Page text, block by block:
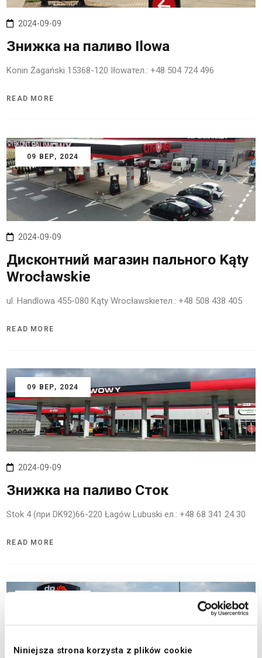
Niniejsza strona korzysta z plików cookie
2024-09-09
Знижка на паливо Ilowa
Konin Żagański 15368-120 Iłowaтел.: +48 504 724 496
READ MORE
09 ВЕР, 2024
2024-09-09
Дисконтний магазин пального Kąty
Wrocławskie
ul. Handlowa 455-080 Kąty Wrocławskieтел.: +48 508 438 405
READ MORE
09 ВЕР, 2024
2024-09-09
Знижка на паливо Сток
Stok 4 (при DK92)66-220 Łagów Lubuski ел.: +48 68 341 24 30
READ MORE